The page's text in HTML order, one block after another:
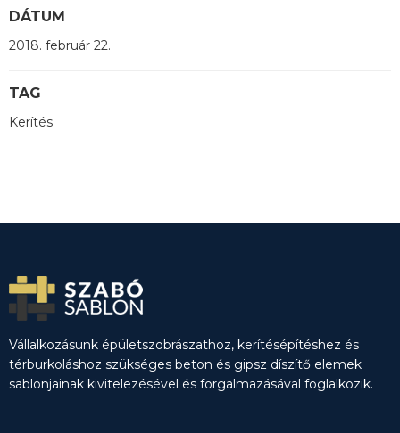
DÁTUM
2018. február 22.
TAG
Kerítés
Vállalkozásunk épületszobrászathoz, kerítésépítéshez és
térburkoláshoz szükséges beton és gipsz díszítő elemek
sablonjainak kivitelezésével és forgalmazásával foglalkozik.